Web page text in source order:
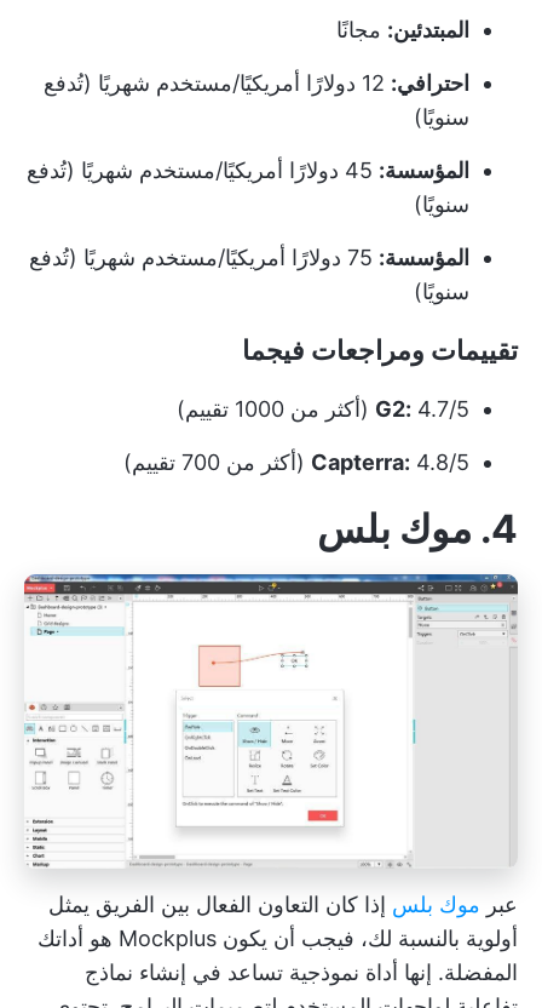
المبتدئين: مجانًا
احترافي:
12 دولارًا أمريكيًا/مستخدم شهريًا (تُدفع
سنويًا)
المؤسسة:
45 دولارًا أمريكيًا/مستخدم شهريًا (تُدفع
سنويًا)
المؤسسة:
75 دولارًا أمريكيًا/مستخدم شهريًا (تُدفع
سنويًا)
تقييمات ومراجعات فيجما
G2: 4.7/5 (أكثر من 1000 تقييم)
Capterra: 4.8/5 (أكثر من 700 تقييم)
4. موك بلس
عبر موك بلس إذا كان التعاون الفعال بين الفريق يمثل
أولوية بالنسبة لك، فيجب أن يكون Mockplus هو أداتك
المفضلة. إنها أداة نموذجية تساعد في إنشاء نماذج